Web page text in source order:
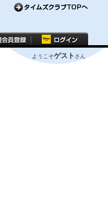
ようこそゲスト さん